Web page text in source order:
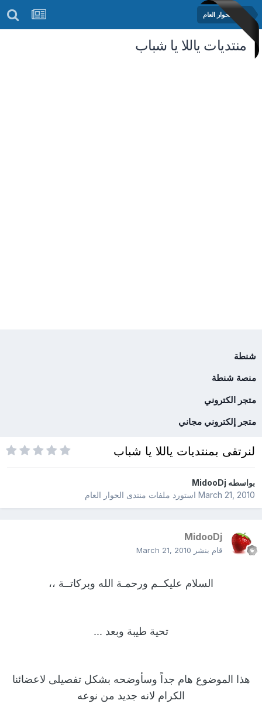
منتدى الحوار العام
منتديات ياللا يا شباب
شنطة
منصة شنطة
متجر الكتروني
متجر إلكتروني مجاني
لنرتقى بمنتديات ياللا يا شباب
بواسطهMidooDj
March 21, 2010استورد ملفات منتدى الحوار العام
MidooDj
قام بنشر March 21, 2010
السلام عليكــم ورحمـة الله وبركاتــة ،،
تحية طيبة وبعد ...
هذا الموضوع هام جداً وسأوضحه بشكل تفصيلى لاعضائنا
الكرام لانه جديد من نوعه